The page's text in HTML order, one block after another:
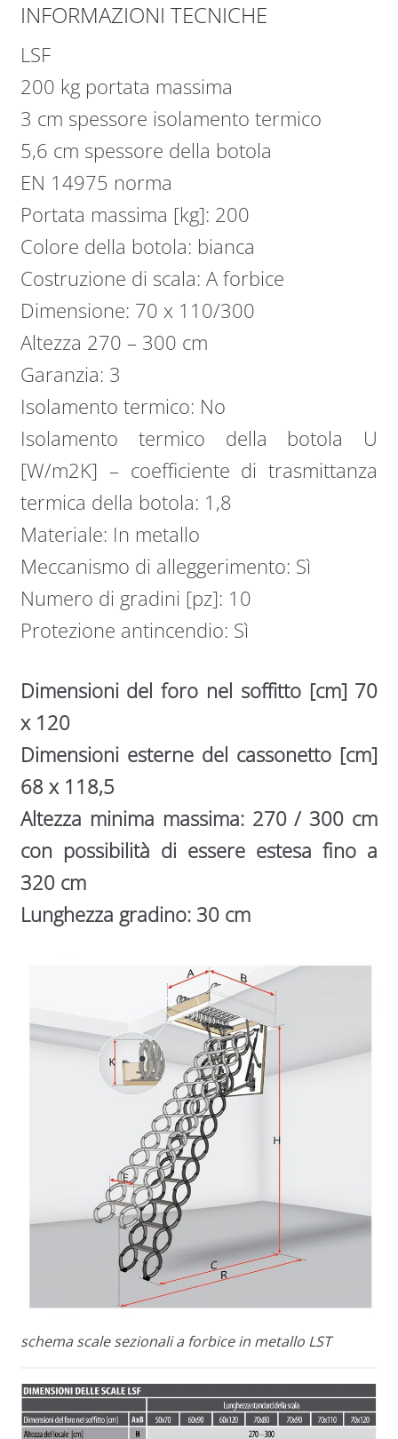
INFORMAZIONI TECNICHE
LSF
200 kg portata massima
3 cm spessore isolamento termico
5,6 cm spessore della botola
EN 14975 norma
Portata massima [kg]: 200
Colore della botola: bianca
Costruzione di scala: A forbice
Dimensione: 70 x 110/300
Altezza 270 – 300 cm
Garanzia: 3
Isolamento termico: No
Isolamento termico della botola U
[W/m2K] – coefficiente di trasmittanza
termica della botola: 1,8
Materiale: In metallo
Meccanismo di alleggerimento: Sì
Numero di gradini [pz]: 10
Protezione antincendio: Sì
Dimensioni del foro nel soffitto [cm] 70
x 120
Dimensioni esterne del cassonetto [cm]
68 x 118,5
Altezza minima massima: 270 / 300 cm
con possibilità di essere estesa fino a
320 cm
Lunghezza gradino: 30 cm
schema scale sezionali a forbice in metallo LST